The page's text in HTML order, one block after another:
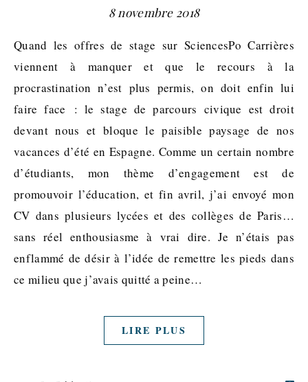
8 novembre 2018
Quand les offres de stage sur SciencesPo Carrières
viennent à manquer et que le recours à la
procrastination n’est plus permis, on doit enfin lui
faire face : le stage de parcours civique est droit
devant nous et bloque le paisible paysage de nos
vacances d’été en Espagne. Comme un certain nombre
d’étudiants, mon thème d’engagement est de
promouvoir l’éducation, et fin avril, j’ai envoyé mon
CV dans plusieurs lycées et des collèges de Paris…
sans réel enthousiasme à vrai dire. Je n’étais pas
enflammé de désir à l’idée de remettre les pieds dans
ce milieu que j’avais quitté a peine…
LIRE PLUS